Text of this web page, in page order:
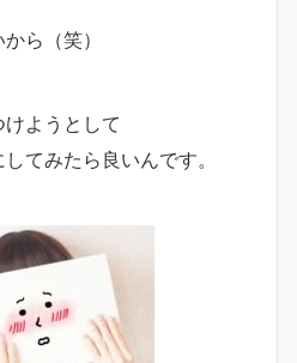
ら（笑）
ようとして
てみたら良いんです。